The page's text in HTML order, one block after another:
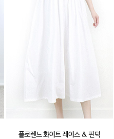
플로렌느 화이트 레이스 & 핀턱